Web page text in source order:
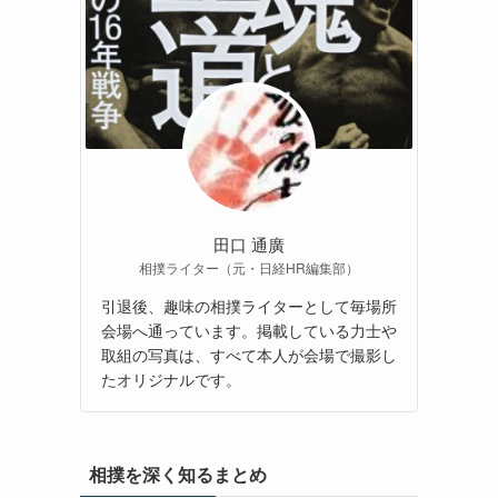
田口 通廣
相撲ライター（元・日経HR編集部）
引退後、趣味の相撲ライターとして毎場所
会場へ通っています。掲載している力士や
取組の写真は、すべて本人が会場で撮影し
たオリジナルです。
相撲を深く知るまとめ